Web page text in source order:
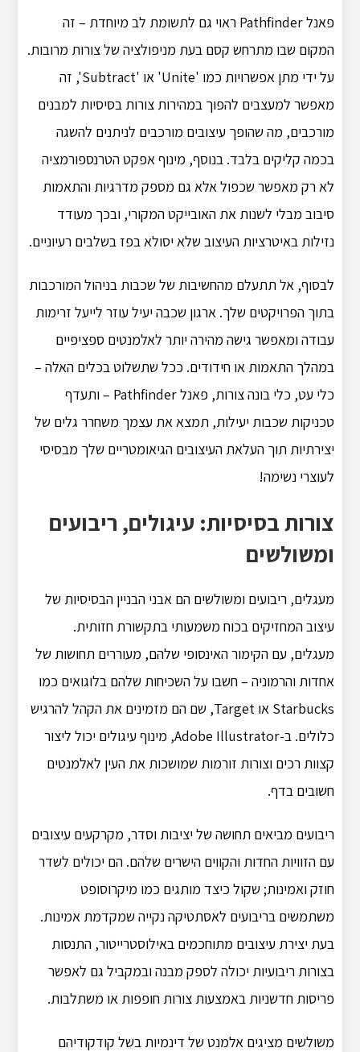
פאנל Pathfinder ראוי גם לתשומת לב מיוחדת – זה
המקום שבו מתרחש קסם בעת מניפולציה של צורות מרובות.
על ידי מתן אפשרויות כמו 'Unite' או 'Subtract', זה
מאפשר למעצבים להפוך במהירות צורות בסיסיות למבנים
מורכבים, מה שהופך עיצובים מורכבים לניתנים להשגה
בכמה קליקים בלבד. בנוסף, מינוף אפקט הטרנספורמציה
לא רק מאפשר שכפול אלא גם מספק מדרגיות והתאמות
סיבוב מבלי לשנות את האובייקט המקורי, ובכך מעודד
נזילות באיטרציות העיצוב שלא יסולא בפז בשלבים רעיוניים.
לבסוף, אל תתעלם מהחשיבות של שכבות בניהול המורכבות
בתוך הפרויקטים שלך. ארגון שכבה יעיל עוזר לייעל זרימות
עבודה ומאפשר גישה מהירה יותר לאלמנטים ספציפיים
במהלך התאמות או חידודים. ככל שתשלוט בכלים האלה –
כלי עט, כלי בונה צורות, פאנל Pathfinder – ותעדף
טכניקות שכבות יעילות, תמצא את עצמך משחרר גלים של
יצירתיות תוך העלאת העיצובים הגיאומטריים שלך מבסיסי
לעוצרי נשימה!
צורות בסיסיות: עיגולים, ריבועים
ומשולשים
מעגלים, ריבועים ומשולשים הם אבני הבניין הבסיסיות של
עיצוב המחזיקים בכוח משמעותי בתקשורת חזותית.
מעגלים, עם הקימור האינסופי שלהם, מעוררים תחושות של
אחדות והרמוניה – חשבו על השכיחות שלהם בלוגואים כמו
Starbucks או Target, שם הם מזמינים את הקהל להרגיש
כלולים. ב-Adobe Illustrator, מינוף עיגולים יכול ליצור
קצוות רכים וצורות זורמות שמושכות את העין לאלמנטים
חשובים בדף.
ריבועים מביאים תחושה של יציבות וסדר, מקרקעים עיצובים
עם הזוויות החדות והקווים הישרים שלהם. הם יכולים לשדר
חוזק ואמינות; שקול כיצד מותגים כמו מיקרוסופט
משתמשים בריבועים לאסתטיקה נקייה שמקדמת אמינות.
בעת יצירת עיצובים מתוחכמים באילוסטרייטור, התנסות
בצורות ריבועיות יכולה לספק מבנה ובמקביל גם לאפשר
פריסות חדשניות באמצעות צורות חופפות או משתלבות.
משולשים מציגים אלמנט של דינמיות בשל קודקודיהם